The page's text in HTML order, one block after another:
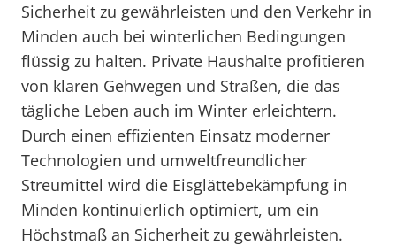
Sicherheit zu gewährleisten und den Verkehr in
Minden auch bei winterlichen Bedingungen
flüssig zu halten. Private Haushalte profitieren
von klaren Gehwegen und Straßen, die das
tägliche Leben auch im Winter erleichtern.
Durch einen effizienten Einsatz moderner
Technologien und umweltfreundlicher
Streumittel wird die Eisglättebekämpfung in
Minden kontinuierlich optimiert, um ein
Höchstmaß an Sicherheit zu gewährleisten.